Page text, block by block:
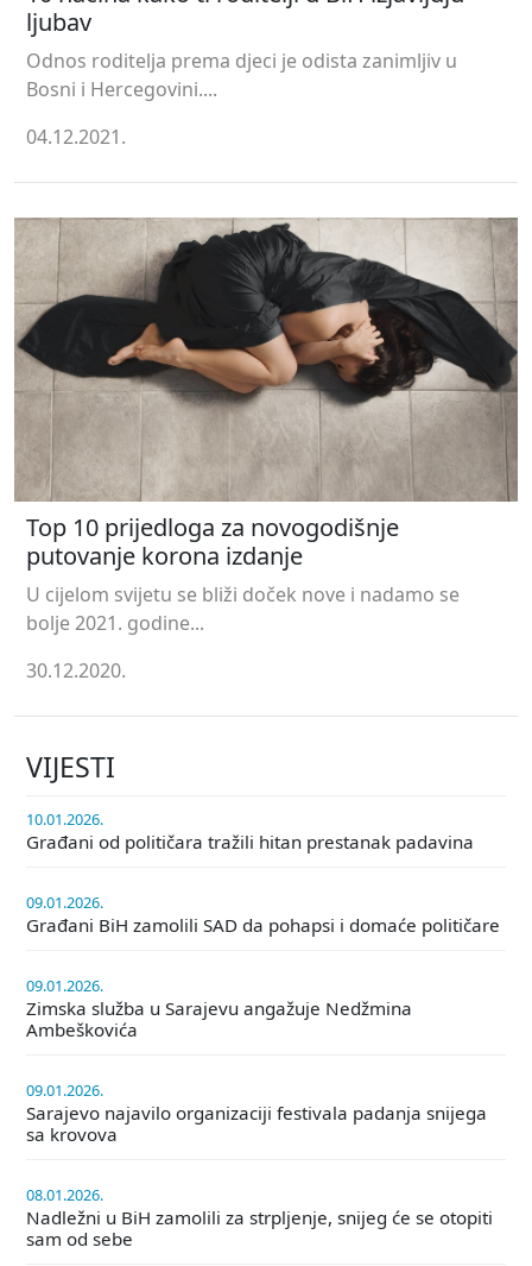
ljubav
Odnos roditelja prema djeci je odista zanimljiv u
Bosni i Hercegovini....
04.12.2021.
Top 10 prijedloga za novogodišnje
putovanje korona izdanje
U cijelom svijetu se bliži doček nove i nadamo se
bolje 2021. godine...
30.12.2020.
VIJESTI
10.01.2026.
Građani od političara tražili hitan prestanak padavina
09.01.2026.
Građani BiH zamolili SAD da pohapsi i domaće političare
09.01.2026.
Zimska služba u Sarajevu angažuje Nedžmina
Ambeškovića
09.01.2026.
Sarajevo najavilo organizaciji festivala padanja snijega
sa krovova
08.01.2026.
Nadležni u BiH zamolili za strpljenje, snijeg će se otopiti
sam od sebe